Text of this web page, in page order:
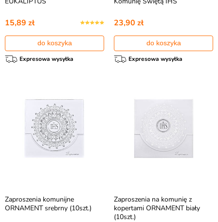
15,89 zł
do koszyka
Expresowa wysyłka
23,90 zł
do koszyka
Expresowa wysyłka
Zaproszenia komunijne
ORNAMENT srebrny (10szt.)
Zaproszenia na komunię z
kopertami ORNAMENT biały
(10szt.)